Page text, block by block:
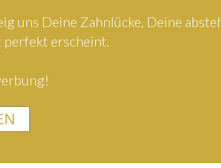
uns Deine Zahnlücke, Deine
perfekt erscheint.